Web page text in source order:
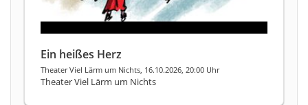
Ein heißes Herz
Theater Viel Lärm um Nichts, 16.10.2026, 20:00 Uhr
Theater Viel Lärm um Nichts